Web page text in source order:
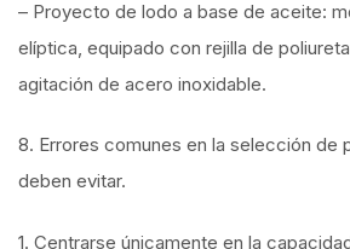
– Proyecto de lodo a base de aceite:
elíptica, equipado con rejilla de
agitación de acero inoxidable.
8. Errores comunes en la selección de
deben evitar.
1. Centrarse únicamente en la